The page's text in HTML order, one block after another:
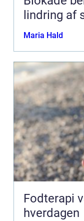
lindring af
Maria Hald
Fodterapi
hverdagen